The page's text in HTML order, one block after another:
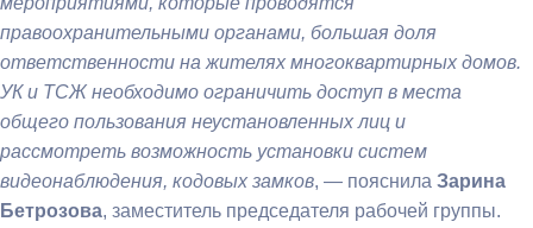
правоохранительными органами, большая доля
ответственности на жителях многоквартирных домов.
УК и ТСЖ необходимо ограничить доступ в места
общего пользования неустановленных лиц и
рассмотреть возможность установки систем
видеонаблюдения, кодовых замков, — пояснила Зарина
Бетрозова, заместитель председателя рабочей группы.